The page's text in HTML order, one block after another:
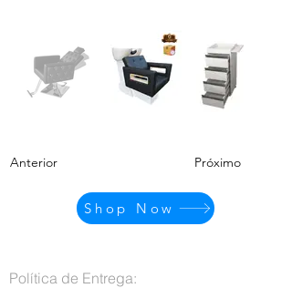
Anterior Próximo
Shop Now
Política de Entrega: